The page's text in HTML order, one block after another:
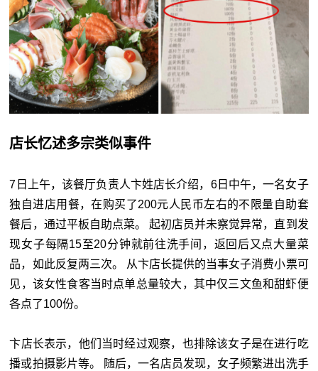
店长忆述多宗类似事件
7日上午，该餐厅负责人卞姓店长介绍，6日中午，一名女子
独自进店用餐，在购买了200元人民币左右的不限量自助套
餐后，通过平板自助点菜。 起初店员并未察觉异常，直到发
现女子每隔15至20分钟就前往洗手间，返回后又点大量菜
品，如此反复两三次。 从卞店长提供的当事女子消费小票可
见，该女性食客当时点单总量较大，其中仅三文鱼和甜虾便
各点了100份。
卞店长表示，他们当时经过观察，也排除该女子是在进行吃
播或拍摄影片等。 随后，一名店员发现，女子频繁进出洗手